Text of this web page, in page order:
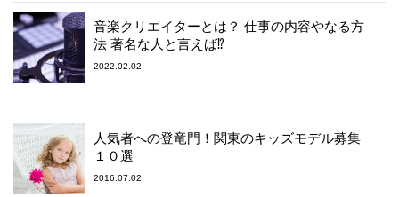
音楽クリエイターとは？ 仕事の内容やなる方
法 著名な人と言えば⁉︎
2022.02.02
人気者への登竜門！関東のキッズモデル募集
１０選
2016.07.02